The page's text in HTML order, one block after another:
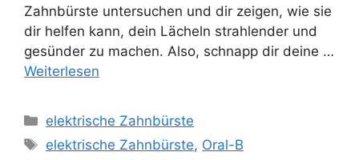
Zahnbürste untersuchen und dir zeigen, wie sie
dir helfen kann, dein Lächeln strahlender und
gesünder zu machen. Also, schnapp dir deine …
Weiterlesen
Kategorien
elektrische Zahnbürste
Schlagwörter
elektrische Zahnbürste, Oral-B